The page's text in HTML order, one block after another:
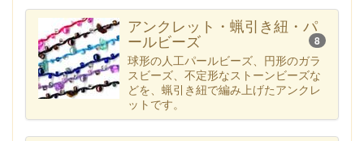
アンクレット・蝋引き紐・パ
ールビーズ 8
球形の人工パールビーズ、円形のガラ
スビーズ、不定形なストーンビーズな
どを、蝋引き紐で編み上げたアンクレ
ットです。